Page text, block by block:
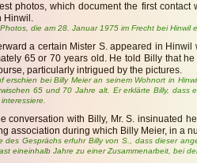
photos, which document the first
Hinwil.
die am 28. Januar 1975 im Frecht bei
a certain Mister S. appeared in
65 or 70 years old. He told Billy that
particularly intrigued by the pictures.
erschien bei Billy Meier an seinem Wohnort in
65 und 70 Jahre alt. Er erklärte Billy, dass
conversation with Billy, Mr. S. insinuated
association during which Billy Meier, in a
des Gesprächs erfuhr Billy von S., dass dieser
eineinhalb Jahre zu einer Zusammenarbeit, bei